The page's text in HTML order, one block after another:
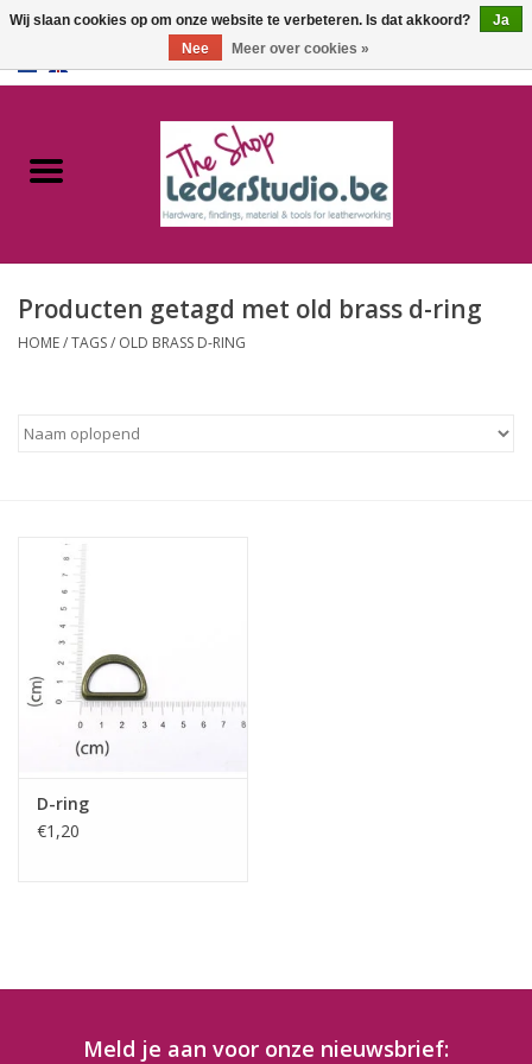
Catalogus
FAQ
Producten getagd met old brass d-ring
HOME/TAGS/ OLD BRASS D-RING
D-ring
€1,20
Meld je aan voor onze nieuwsbrief:
Wij slaan cookies op om onze website te verbeteren. Is dat akkoord?
Ja
Nee
Meer over cookies »